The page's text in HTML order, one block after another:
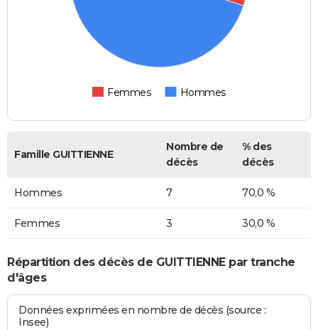
Femmes Hommes
Famille GUITTIENNE
Nombre de
décès
% des
décès
Hommes 7 70,0 %
Femmes 3 30,0 %
Répartition des décès de GUITTIENNE par tranche
d'âges
Données exprimées en nombre de décès (source :
Insee)